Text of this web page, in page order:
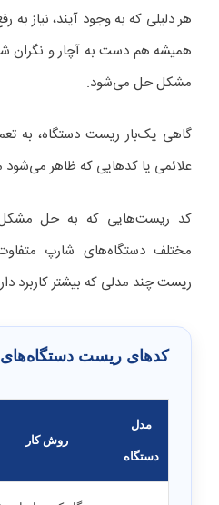
هر دلیلی که به وجود آیند، نیاز به
همیشه هم دست به آچار و نگران
مشکل حل می‌شود.
گاهی یک‌بار ریست دستگاه، به
علائمی یا کدهایی که ظاهر
کد ریست‌هایی که به حل
مختلف دستگاه‌های شارپ
ریست چند مدلی که بیشتر کاربرد
کدهای ریست
مدل
دستگاه
روش کار